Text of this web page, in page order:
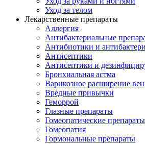
Уход за телом
Лекарственные препараты
Аллергия
Антибактериальные
Антибиотики и
Антисептики
Антисептики и
Бронхиальная астма
Варикозное расширение вен
Вредные привычки
Геморрой
Глазные препараты
Гомеопатические препараты
Гомеопатия
Гормональные препараты